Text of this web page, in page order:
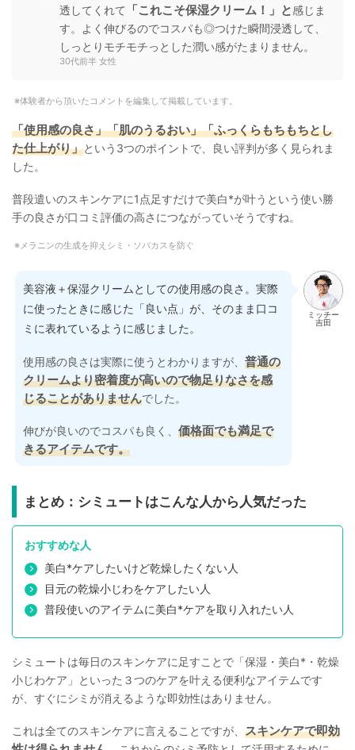
透してくれて
「これこそ保湿クリーム！」と感じま
す。よく伸びるのでコスパも◎つけた瞬間浸透して、
しっとりモチモチっとした潤い感がたまりません。
30代前半 女性
体験者から頂いたコメントを編集して掲載しています。
「使用感の良さ」「肌のうるおい」「ふっくらもちもちとし
た仕上がり」という3つのポイントで、良い評判が多く見られま
した。
普段遣いのスキンケアに1点足すだけで美白*が叶うという使い勝
手の良さが口コミ評価の高さにつながっていそうですね。
メラニンの生成を抑えシミ・ソバカスを防ぐ
ミッチー
吉田
美容液＋保湿クリームとしての使用感の良さ。実際
に使ったときに感じた「良い点」が、そのまま口コ
ミに表れているように感じました。
使用感の良さは実際に使うとわかりますが、普通の
クリームより密着度が高いので物足りなさを感
じることがありませんでした。
伸びが良いのでコスパも良く、価格面でも満足で
きるアイテムです。
まとめ：シミュートはこんな人から人気だった
おすすめな人
美白*ケアしたいけど乾燥したくない人
目元の乾燥小じわをケアしたい人
普段使いのアイテムに美白*ケアを取り入れたい人
シミュートは毎日のスキンケアに足すことで「保湿・美白*・乾燥
小じわケア」といった３つのケアを叶える便利なアイテムです
が、すぐにシミが消えるような即効性はありません。
これは全てのスキンケアに言えることですが、 スキンケアで即効